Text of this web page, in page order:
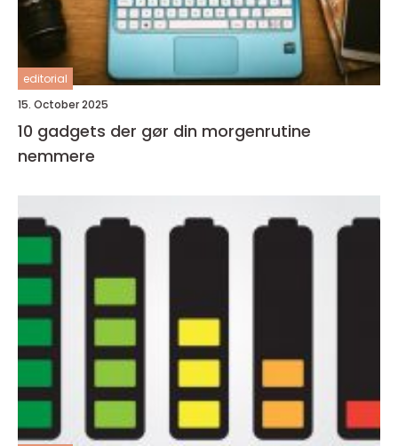
editorial
15. October 2025
10 gadgets der gør din morgenrutine
nemmere